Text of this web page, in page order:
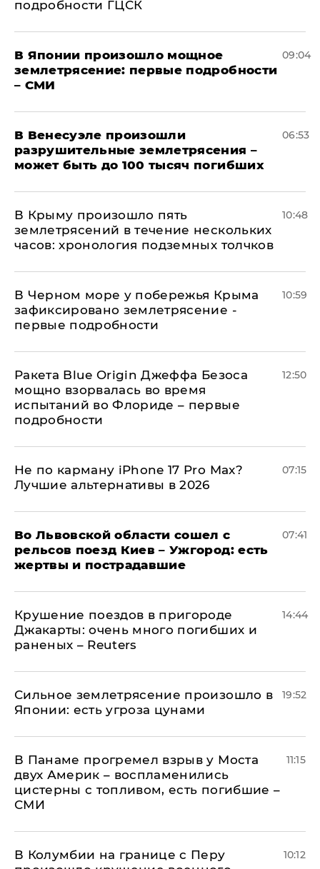
подробности ГЦСК
В Японии произошло мощное
землетрясение: первые подробности
– СМИ
09:04
В Венесуэле произошли
разрушительные землетрясения –
может быть до 100 тысяч погибших
06:53
В Крыму произошло пять
землетрясений в течение нескольких
часов: хронология подземных толчков
10:48
В Черном море у побережья Крыма
зафиксировано землетрясение -
первые подробности
10:59
Ракета Blue Origin Джеффа Безоса
мощно взорвалась во время
испытаний во Флориде – первые
подробности
12:50
Не по карману iPhone 17 Pro Max?
Лучшие альтернативы в 2026
07:15
Во Львовской области сошел с
рельсов поезд Киев – Ужгород: есть
жертвы и пострадавшие
07:41
Крушение поездов в пригороде
Джакарты: очень много погибших и
раненых – Reuters
14:44
Сильное землетрясение произошло в
Японии: есть угроза цунами
19:52
В Панаме прогремел взрыв у Моста
двух Америк – воспламенились
цистерны с топливом, есть погибшие –
СМИ
11:15
В Колумбии на границе с Перу
10:12